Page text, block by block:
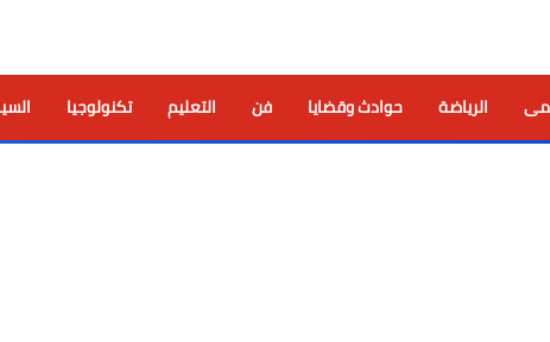
الرياضة حوادث وقضايا فن التعليم تكنولوجيا